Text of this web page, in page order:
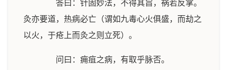
答曰：针固妙法，不得其旨，祸若反掌。
灸亦要道，热病必亡（谓如九毒心火俱盛，而劫之
以火，于疮上而灸之则立死）。
问曰：痈疽之病，有取乎脉否。